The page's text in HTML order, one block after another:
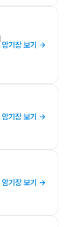
암기장 보기 →
암기장 보기 →
암기장 보기 →